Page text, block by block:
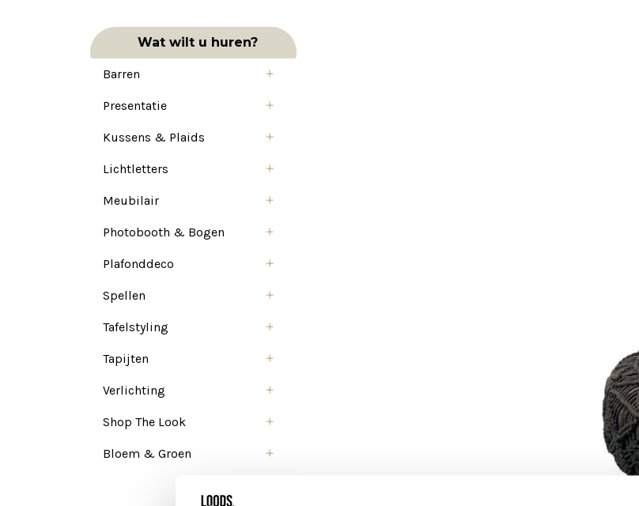
Wat wilt u huren?
Barren
Presentatie
Kussens & Plaids
Lichtletters
Meubilair
Photobooth & Bogen
Plafonddeco
Spellen
Tafelstyling
Tapijten
Verlichting
Shop The Look
Bloem & Groen